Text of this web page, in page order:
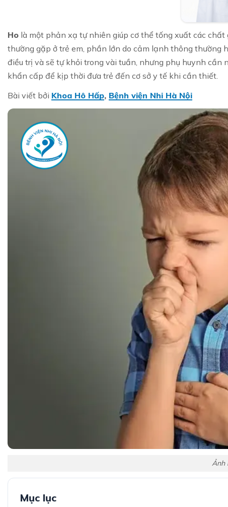
Ho là một phản xạ tự nhiên giúp cơ thể tống xuất các
thường gặp ở trẻ em, phần lớn do cảm lạnh thông thường
điều trị và sẽ tự khỏi trong vài tuần, nhưng phụ huynh cần
khẩn cấp để kịp thời đưa trẻ đến cơ sở y tế khi cần thiết.
Bài viết bởi Khoa Hô Hấp, Bệnh viện Nhi Hà Nội
Ảnh
Mục lục